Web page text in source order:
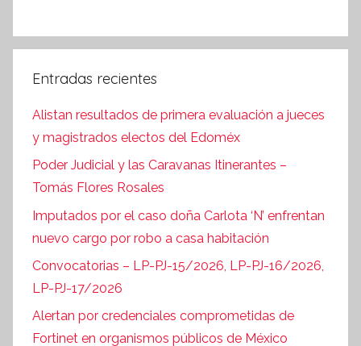
Entradas recientes
Alistan resultados de primera evaluación a jueces
y magistrados electos del Edoméx
Poder Judicial y las Caravanas Itinerantes –
Tomás Flores Rosales
Imputados por el caso doña Carlota ‘N’ enfrentan
nuevo cargo por robo a casa habitación
Convocatorias – LP-PJ-15/2026, LP-PJ-16/2026,
LP-PJ-17/2026
Alertan por credenciales comprometidas de
Fortinet en organismos públicos de México